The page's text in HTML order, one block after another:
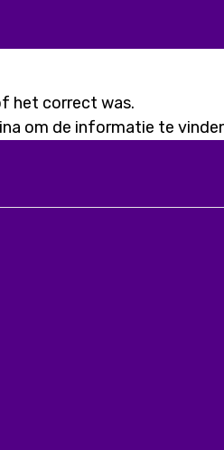
het correct was.
om de informatie te